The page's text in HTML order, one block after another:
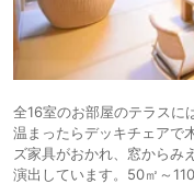
全16室のお部屋のテラスに
温まったらデッキチェアで
ズ家具がおかれ、窓からみ
演出しています。50㎡～